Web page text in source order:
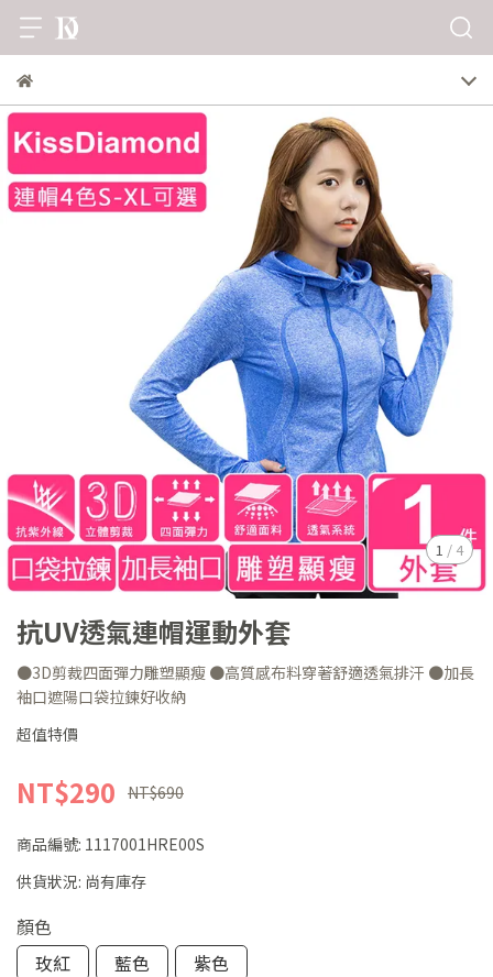
1 / 4
抗UV透氣連帽運動外套
●3D剪裁四面彈力雕塑顯瘦 ●高質感布料穿著舒適透氣排汗 ●加長
袖口遮陽口袋拉鍊好收納
超值特價
NT$290 NT$690
商品編號: 1117001HRE00S
供貨狀況: 尚有庫存
顏色
玫紅
藍色
紫色